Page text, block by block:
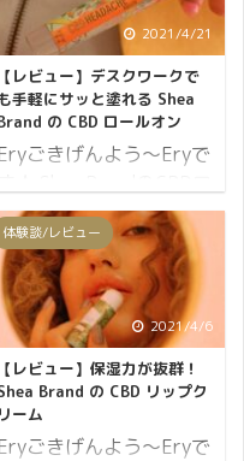
ら継続できています。 ヘ
ンプシードナッツには
CBD が含まれていません
、健康を気にするアス
ートやモデルなどにも
気があり ...
も大変ご好評を頂いてい
ます。 中でも香りや成分
ついての評価が高く、
用方法でもご満足いた
いているようです。 そ
なGreeus CBDセラム
しょう。 まずは、CBD
セラムを使ってみた感想
からご紹介です↓ Greeus
CBD セラムを実際に使っ
てみた感想 見た目は
らしいシンプルな
ザインで、男女問わず
使用できるユニセックス
ボトル。 何といっ ...
2021/4/21
【レビュー】デスクワークで
手軽にサッと塗れる Shea
の CBD ロールオン
ごきげんよう～Eryで
ルオンに興味がわいた
で使ってみました。
CBDロールオンは、サッ
と塗りたい時やデスクワ
ークに最適です☆ 持って
るだけでおしゃれに見
て、使ってみても嬉し
い製品となっています。
ずは、CBDロールオン
体験談/レビュー
2021/4/6
【レビュー】保湿力が抜群！
Brand の CBD リップク
リーム
ごきげんよう～Eryで